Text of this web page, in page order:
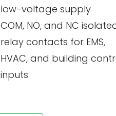
low-voltage supply
COM, NO, and NC
relay contacts for EMS,
HVAC, and building
inputs